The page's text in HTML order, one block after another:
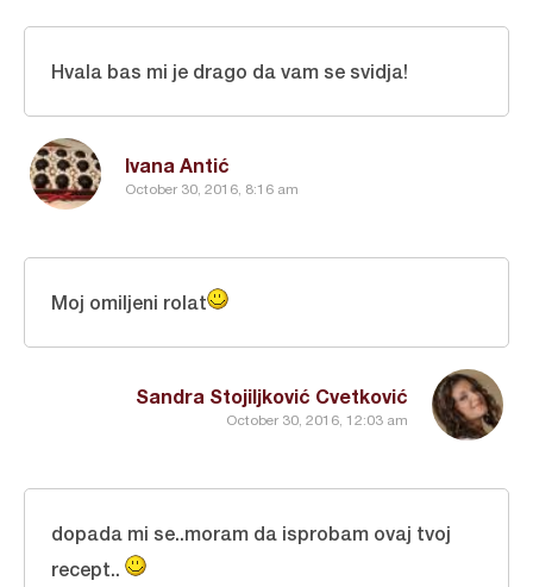
Ivana Antić
October 30, 2016, 8:16 am
Hvala bas mi je drago da vam se svidja!
Sandra Stojiljković Cvetković
October 30, 2016, 12:03 am
Moj omiljeni rolat
dopada mi se..moram da isprobam ovaj tvoj
recept..